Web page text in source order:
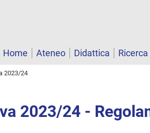
Home
Ateneo Didattica Ricerca
2023/24
2023/24 -